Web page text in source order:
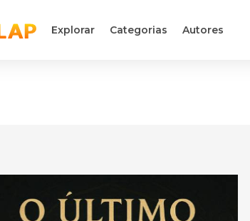
Explorar Categorias Autores